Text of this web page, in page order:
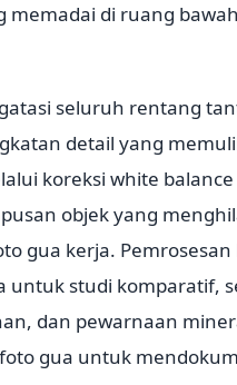
di ruang
seluruh rentang
detail yang
koreksi white
objek yang
gua kerja.
untuk studi komparatif,
dan pewarnaan
gua untuk